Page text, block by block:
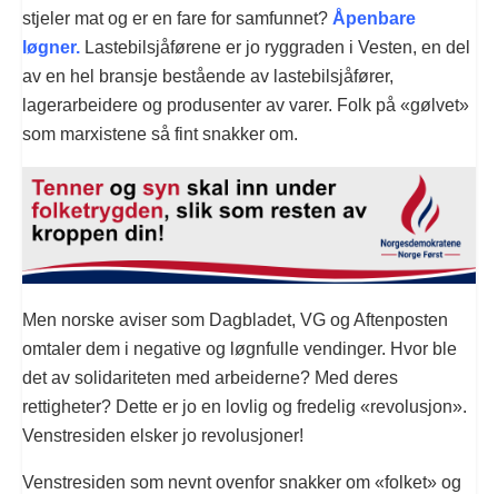
stjeler mat og er en fare for samfunnet? Åpenbare
løgner. Lastebilsjåførene er jo ryggraden i Vesten, en del
av en hel bransje bestående av lastebilsjåfører,
lagerarbeidere og produsenter av varer. Folk på «gølvet»
som marxistene så fint snakker om.
Men norske aviser som Dagbladet, VG og Aftenposten
omtaler dem i negative og løgnfulle vendinger. Hvor ble
det av solidariteten med arbeiderne? Med deres
rettigheter? Dette er jo en lovlig og fredelig «revolusjon».
Venstresiden elsker jo revolusjoner!
Venstresiden som nevnt ovenfor snakker om «folket» og